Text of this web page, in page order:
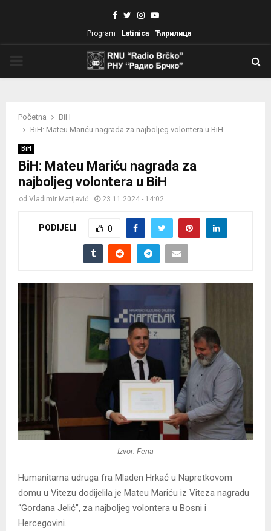
Facebook
TwitterInstagram
Youtube
Program Latinica Ћирилица
Početna
BiH
BiH: Mateu Mariću nagrada za najboljeg volontera u BiH
BiH
BiH: Mateu Mariću nagrada za
najboljeg volontera u BiH
od Vladimir Matijević 23.11.2024 - 14:02
PODIJELI 0
Izvor: Fena
Humanitarna udruga fra Mladen Hrkać u Napretkovom
domu u Vitezu dodijelila je Mateu Mariću iz Viteza nagradu
“Gordana Jelić”, za najboljeg volontera u Bosni i
Hercegovini.